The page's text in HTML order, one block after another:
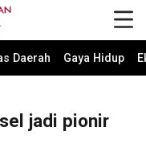
Daerah Gaya Hidup
jadi pionir